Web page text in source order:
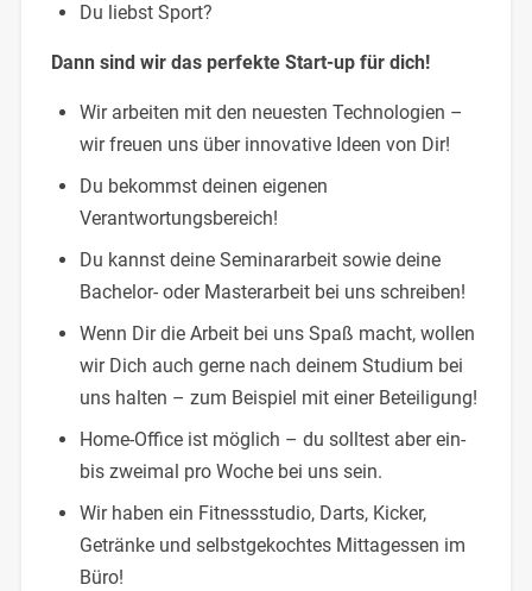
Du liebst Sport?
Dann sind wir das perfekte Start-up für dich!
Wir arbeiten mit den neuesten Technologien –
wir freuen uns über innovative Ideen von Dir!
Du bekommst deinen eigenen
Verantwortungsbereich!
Du kannst deine Seminararbeit sowie deine
Bachelor- oder Masterarbeit bei uns schreiben!
Wenn Dir die Arbeit bei uns Spaß macht, wollen
wir Dich auch gerne nach deinem Studium bei
uns halten – zum Beispiel mit einer Beteiligung!
Home-Office ist möglich – du solltest aber ein-
bis zweimal pro Woche bei uns sein.
Wir haben ein Fitnessstudio, Darts, Kicker,
Getränke und selbstgekochtes Mittagessen im
Büro!